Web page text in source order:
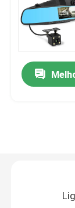
DVR de
Blackbox
Blackbox